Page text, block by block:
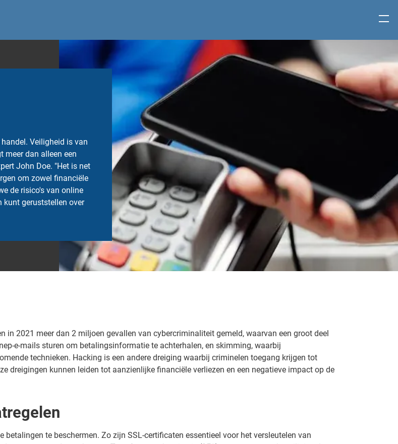
Veiligheid is van
meer dan alleen een
John Doe. "Het is net
om zowel financiële
de risico's van online
kunt geruststellen over
in 2021 meer dan 2 miljoen gevallen van cybercriminaliteit gemeld, waarvan een groot deel
e-mails sturen om betalingsinformatie te achterhalen, en skimming, waarbij
technieken. Hacking is een andere dreiging waarbij criminelen toegang krijgen tot
dreigingen kunnen leiden tot aanzienlijke financiële verliezen en een negatieve impact op de
te beschermen. Zo zijn SSL-certificaten essentieel voor het versleutelen van